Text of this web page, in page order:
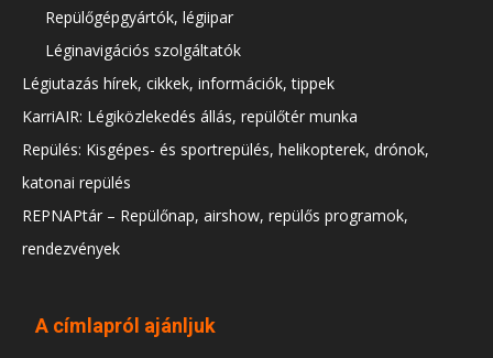
Repülőgépgyártók, légiipar
Léginavigációs szolgáltatók
Légiutazás hírek, cikkek, információk, tippek
KarriAIR: Légiközlekedés állás, repülőtér munka
Repülés: Kisgépes- és sportrepülés, helikopterek, drónok,
katonai repülés
REPNAPtár – Repülőnap, airshow, repülős programok,
rendezvények
A címlapról ajánljuk